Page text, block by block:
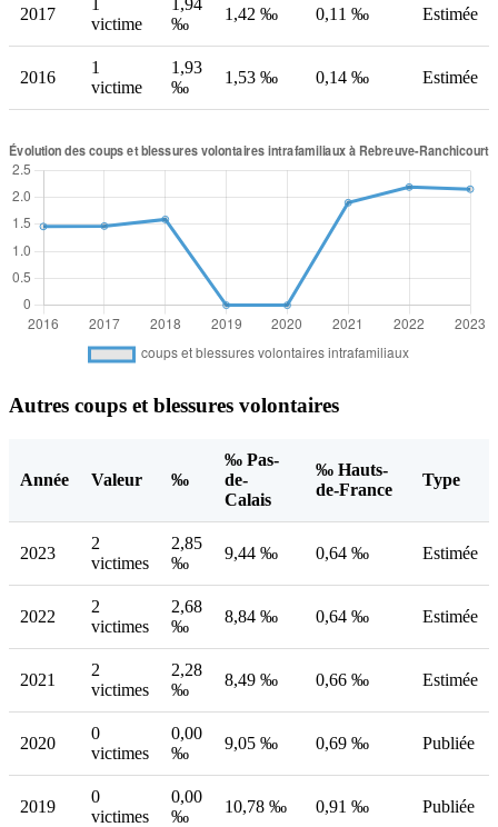
2017
victime
1,94
‰
1,42 ‰ 0,11 ‰ Estimée
2016
1
victime
1,93
‰
1,53 ‰ 0,14 ‰ Estimée
Autres coups et blessures volontaires
Année Valeur ‰
‰ Pas-
de-
Calais
‰ Hauts-
de-France
Type
2023
2
victimes
2,85
‰
9,44 ‰ 0,64 ‰ Estimée
2022
2
victimes
2,68
‰
8,84 ‰ 0,64 ‰ Estimée
2021
2
victimes
2,28
‰
8,49 ‰ 0,66 ‰ Estimée
2020
0
victimes
0,00
‰
9,05 ‰ 0,69 ‰ Publiée
2019
0
victimes
0,00
‰
10,78 ‰ 0,91 ‰ Publiée